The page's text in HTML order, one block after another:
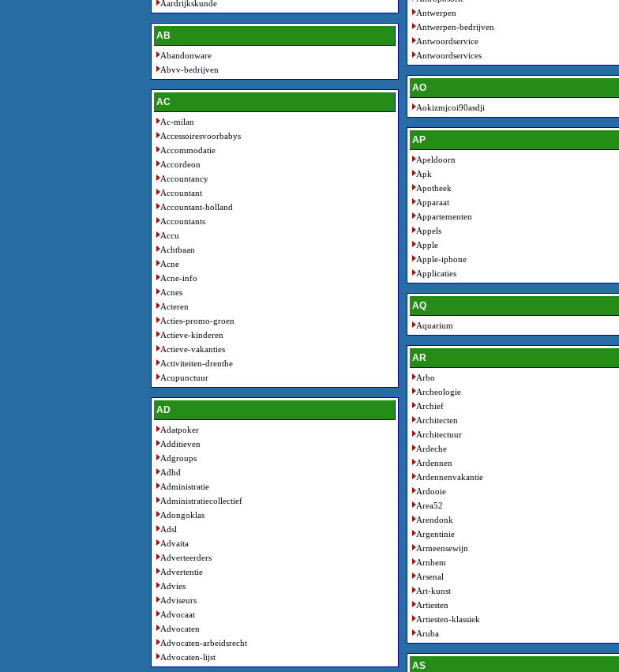
Aardrijkskunde
AB
Abandonware
Abvv-bedrijven
AC
Ac-milan
Accessoiresvoorbabys
Accommodatie
Accordeon
Accountancy
Accountant
Accountant-holland
Accountants
Accu
Achtbaan
Acne
Acne-info
Acnes
Acteren
Acties-promo-groen
Actieve-kinderen
Actieve-vakanties
Activiteiten-drenthe
Acupunctuur
AD
Adatpoker
Additieven
Adgroups
Adhd
Administratie
Administratiecollectief
Adongoklas
Adsl
Advaita
Adverteerders
Advertentie
Advies
Adviseurs
Advocaat
Advocaten
Advocaten-arbeidsrecht
Advocaten-lijst
Antwerpen
Antwerpen-bedrijven
Antwoordservice
Antwoordservices
AO
Aokizmjcoi90asdji
AP
Apeldoorn
Apk
Apotheek
Apparaat
Appartementen
Appels
Apple
Apple-iphone
Applicaties
AQ
Aquarium
AR
Arbo
Archeologie
Archief
Architecten
Architectuur
Ardeche
Ardennen
Ardennenvakantie
Ardooie
Area52
Arendonk
Argentinie
Armeensewijn
Arnhem
Arsenal
Art-kunst
Artiesten
Artiesten-klassiek
Aruba
AS